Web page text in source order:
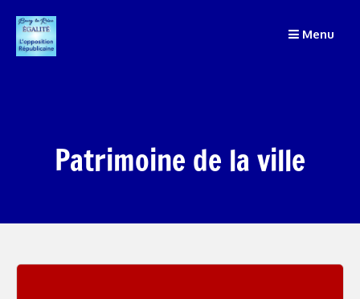
contenu
Menu
Patrimoine de la ville